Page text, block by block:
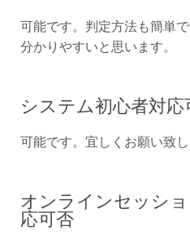
可能です。判定方法も簡単
分かりやすいと思います。
システム初心者対応
可能です。宜しくお願い致し
オンラインセッシ
応可否